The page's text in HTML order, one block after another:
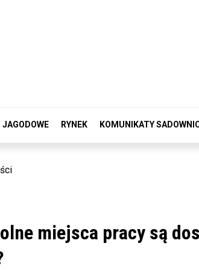
JAGODOWE RYNEK KOMUNIKATY
miejsca pracy są